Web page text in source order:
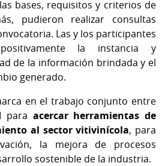
bases, requisitos y criterios de
pudieron realizar consultas
Las y los participantes
la instancia y
de la información brindada y el
generado.
en el trabajo conjunto entre
para acercar herramientas de
al sector vitivinícola, para
la mejora de procesos
sostenible de la industria.